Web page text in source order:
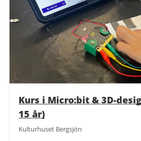
Kurs i Micro:bit & 3D-
15 år)
Kulturhuset Bergsjön